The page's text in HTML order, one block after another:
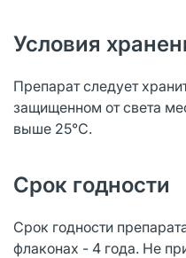
Условия
Препарат следует
защищенном от света
выше 25°C.
Срок годности
Срок годности
флаконах - 4 года. Не